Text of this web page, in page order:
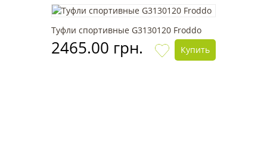
Туфли спортивные G3130120 Froddo
2465.00 грн. Купить